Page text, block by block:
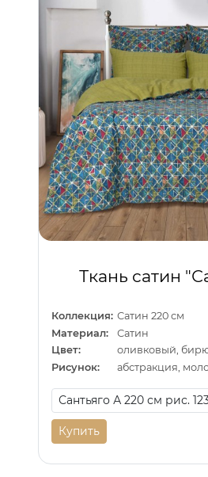
Ткань сатин
Коллекция: Сатин 220 см
Материал:
Сатин
Цвет:
оливковый,
Рисунок:
абстракция,
Купить